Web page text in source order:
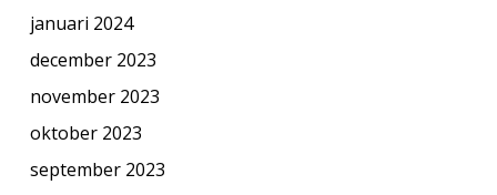
januari 2024
december 2023
november 2023
oktober 2023
september 2023